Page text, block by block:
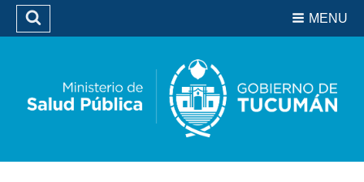
Biblioteca
MENU
Buscar